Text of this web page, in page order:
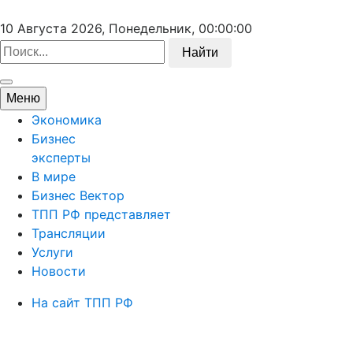
10 Августа 2026, Понедельник, 00:00:00
Найти
Меню
Экономика
Бизнес
эксперты
В мире
Бизнес Вектор
ТПП РФ представляет
Трансляции
Услуги
Новости
На сайт ТПП РФ